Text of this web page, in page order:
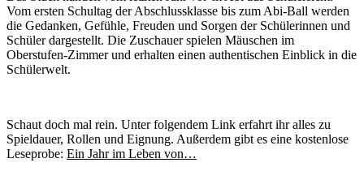
Vom ersten Schultag der Abschlussklasse bis zum Abi-Ball werden
die Gedanken, Gefühle, Freuden und Sorgen der Schülerinnen und
Schüler dargestellt. Die Zuschauer spielen Mäuschen im
Oberstufen-Zimmer und erhalten einen authentischen Einblick in die
Schülerwelt.
Schaut doch mal rein. Unter folgendem Link erfahrt ihr alles zu
Spieldauer, Rollen und Eignung. Außerdem gibt es eine kostenlose
Leseprobe: Ein Jahr im Leben von…